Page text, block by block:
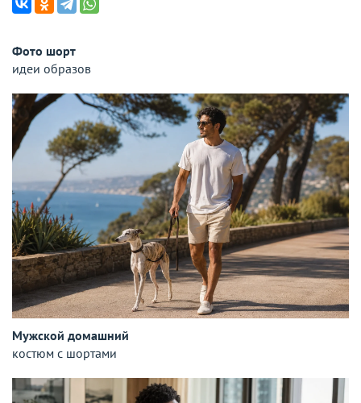
Фото шорт
идеи образов
Мужской домашний
костюм с шортами